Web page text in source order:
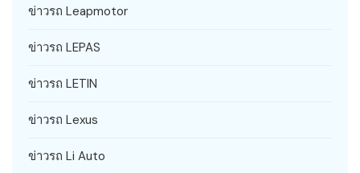
ข่าวรถ Leapmotor
ข่าวรถ LEPAS
ข่าวรถ LETIN
ข่าวรถ Lexus
ข่าวรถ Li Auto